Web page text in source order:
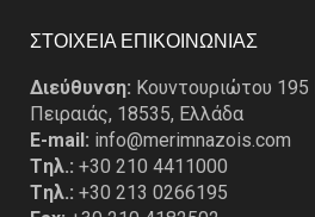
ΣΤΟΙΧΕΙΑ ΕΠΙΚΟΙΝΩΝΙΑΣ
Διεύθυνση: Κουντουριώτου 195
Πειραιάς, 18535, Ελλάδα
E-mail: info@merimnazois.com
Tηλ.: +30 210 4411000
Tηλ.: +30 213 0266195